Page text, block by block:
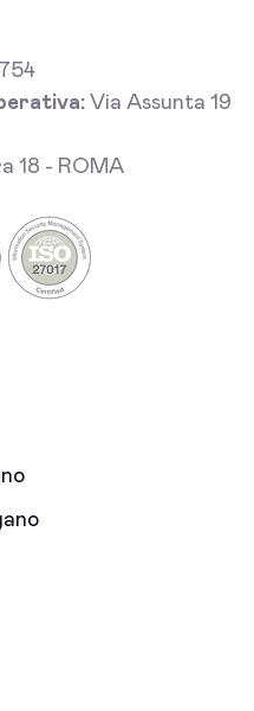
Via Assunta 19
18 - ROMA